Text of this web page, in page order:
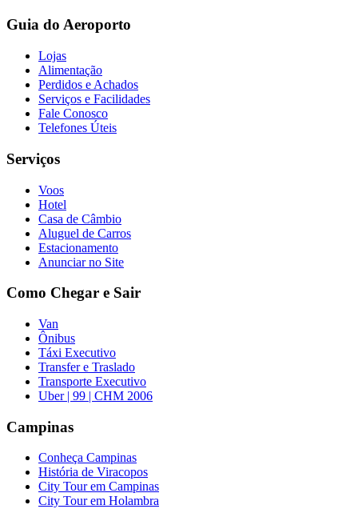
Guia do Aeroporto
Lojas
Alimentação
Perdidos e Achados
Serviços e Facilidades
Fale Conosco
Telefones Úteis
Serviços
Voos
Hotel
Casa de Câmbio
Aluguel de Carros
Estacionamento
Anunciar no Site
Como Chegar e Sair
Van
Ônibus
Táxi Executivo
Transfer e Traslado
Transporte Executivo
Uber | 99 | CHM 2006
Campinas
Conheça Campinas
História de Viracopos
City Tour em Campinas
City Tour em Holambra